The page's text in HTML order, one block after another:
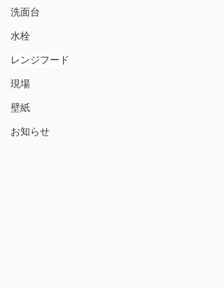
洗面台
水栓
レンジフード
現場
壁紙
お知らせ
施工前